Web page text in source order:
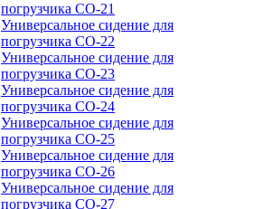
погрузчика CO-21
Универсальное сидение для
погрузчика CO-22
Универсальное сидение для
погрузчика CO-23
Универсальное сидение для
погрузчика CO-24
Универсальное сидение для
погрузчика CO-25
Универсальное сидение для
погрузчика CO-26
Универсальное сидение для
погрузчика CO-27